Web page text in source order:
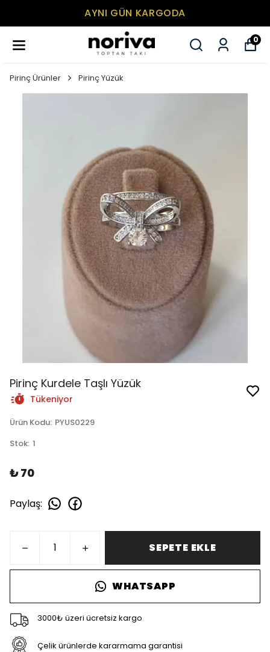
AYNI GÜN KARGODA
0
Pirinç Ürünler Pirinç Yüzük
Pirinç Kurdele Taşlı Yüzük
Tükeniyor
Ürün Kodu: PYUS0229
Stok: 1
₺ 70
Paylaş:
SEPETE EKLE
WHATSAPP
3000₺ üzeri ücretsiz kargo
Çelik ürünlerde kararmama garantisi